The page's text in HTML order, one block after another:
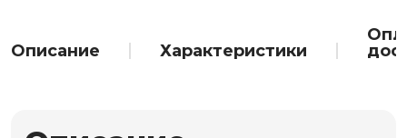
Описание Характеристики